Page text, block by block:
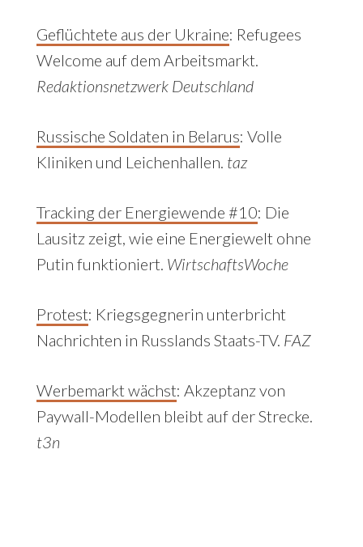
Geflüchtete aus der Ukraine: Refugees
Welcome auf dem Arbeitsmarkt.
Redaktionsnetzwerk Deutschland
Russische Soldaten in Belarus: Volle
Kliniken und Leichenhallen. taz
Tracking der Energiewende #10: Die
Lausitz zeigt, wie eine Energiewelt ohne
Putin funktioniert. WirtschaftsWoche
Protest: Kriegsgegnerin unterbricht
Nachrichten in Russlands Staats-TV. FAZ
Werbemarkt wächst: Akzeptanz von
Paywall-Modellen bleibt auf der Strecke.
t3n